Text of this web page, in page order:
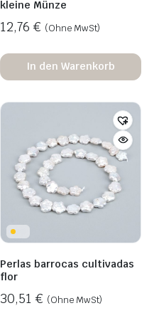
kleine Münze
12,76 € (Ohne MwSt)
In den Warenkorb
Perlas barrocas cultivadas
flor
30,51 € (Ohne MwSt)